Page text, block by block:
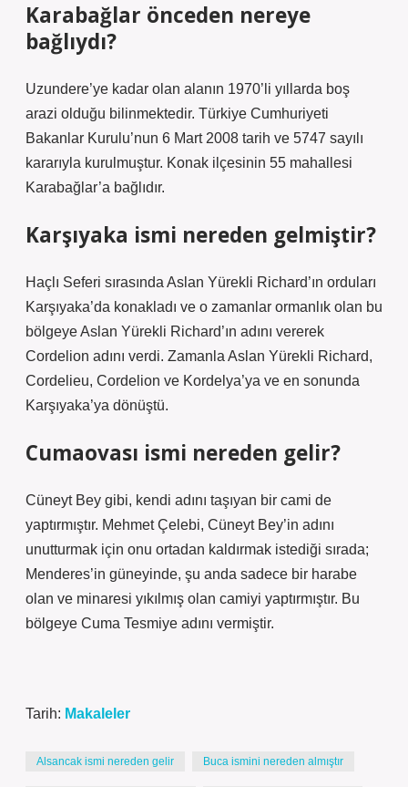
Karabağlar önceden nereye
bağlıydı?
Uzundere’ye kadar olan alanın 1970’li yıllarda boş
arazi olduğu bilinmektedir. Türkiye Cumhuriyeti
Bakanlar Kurulu’nun 6 Mart 2008 tarih ve 5747 sayılı
kararıyla kurulmuştur. Konak ilçesinin 55 mahallesi
Karabağlar’a bağlıdır.
Karşıyaka ismi nereden gelmiştir?
Haçlı Seferi sırasında Aslan Yürekli Richard’ın orduları
Karşıyaka’da konakladı ve o zamanlar ormanlık olan bu
bölgeye Aslan Yürekli Richard’ın adını vererek
Cordelion adını verdi. Zamanla Aslan Yürekli Richard,
Cordelieu, Cordelion ve Kordelya’ya ve en sonunda
Karşıyaka’ya dönüştü.
Cumaovası ismi nereden gelir?
Cüneyt Bey gibi, kendi adını taşıyan bir cami de
yaptırmıştır. Mehmet Çelebi, Cüneyt Bey’in adını
unutturmak için onu ortadan kaldırmak istediği sırada;
Menderes’in güneyinde, şu anda sadece bir harabe
olan ve minaresi yıkılmış olan camiyi yaptırmıştır. Bu
bölgeye Cuma Tesmiye adını vermiştir.
Tarih: Makaleler
Alsancak ismi nereden gelir Buca ismini nereden almıştır